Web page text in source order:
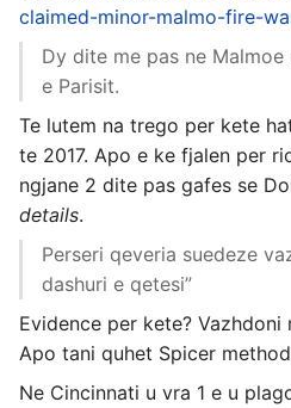
claimed-minor-malmo-fire-
Dy dite me pas ne
e Parisit.
Te lutem na trego per kete
te 2017. Apo e ke fjalen per
ngjane 2 dite pas gafes se
details.
Perseri qeveria suedeze
dashuri e qetesi”
Evidence per kete?
Apo tani quhet Spicer
Ne Cincinnati u vra 1 e u